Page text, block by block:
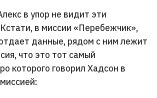
в упор не видит эти
в миссии «Перебежчик»,
данные, рядом с ним лежит
что это тот самый
которого говорил Хадсон в